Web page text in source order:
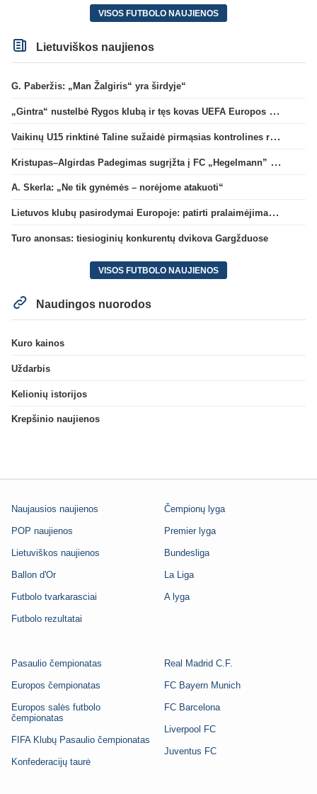
VISOS FUTBOLO NAUJIENOS
Lietuviškos naujienos
G. Paberžis: „Man Žalgiris“ yra širdyje“
„Gintra“ nustelbė Rygos klubą ir tęs kovas UEFA Europos taurės atrankoje
Vaikinų U15 rinktinė Taline sužaidė pirmąsias kontrolines rungtynes
Kristupas–Algirdas Padegimas sugrįžta į FC „Hegelmann” B sudėtį
A. Skerla: „Ne tik gynėmės – norėjome atakuoti“
Lietuvos klubų pasirodymai Europoje: patirti pralaimėjimai Kroatijos atstovams
Turo anonsas: tiesioginių konkurentų dvikova Gargžduose
VISOS FUTBOLO NAUJIENOS
Naudingos nuorodos
Kuro kainos
Uždarbis
Kelionių istorijos
Krepšinio naujienos
Naujausios naujienos
POP naujienos
Lietuviškos naujienos
Ballon d'Or
Futbolo tvarkarasciai
Futbolo rezultatai
Čempionų lyga
Premier lyga
Bundesliga
La Liga
A lyga
Pasaulio čempionatas
Europos čempionatas
Europos salės futbolo
čempionatas
FIFA Klubų Pasaulio čempionatas
Konfederacijų taurė
Real Madrid C.F.
FC Bayern Munich
FC Barcelona
Liverpool FC
Juventus FC